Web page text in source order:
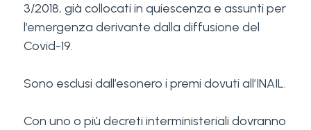
3/2018, già collocati in quiescenza e assunti per
l’emergenza derivante dalla diffusione del
Covid-19.
Sono esclusi dall’esonero i premi dovuti all’INAIL.
Con uno o più decreti interministeriali dovranno